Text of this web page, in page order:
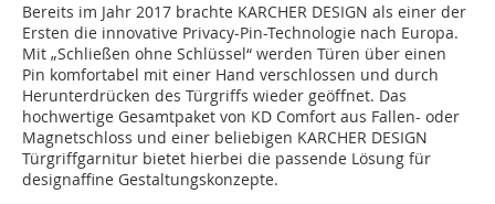
Bereits im Jahr 2017 brachte KARCHER DESIGN als einer der
Ersten die innovative Privacy-Pin-Technologie nach Europa.
Mit „Schließen ohne Schlüssel“ werden Türen über einen
Pin komfortabel mit einer Hand verschlossen und durch
Herunterdrücken des Türgriffs wieder geöffnet. Das
hochwertige Gesamtpaket von KD Comfort aus Fallen- oder
Magnetschloss und einer beliebigen KARCHER DESIGN
Türgriffgarnitur bietet hierbei die passende Lösung für
designaffine Gestaltungskonzepte.